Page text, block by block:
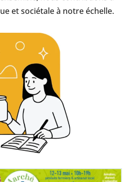
et sociétale à notre échelle.